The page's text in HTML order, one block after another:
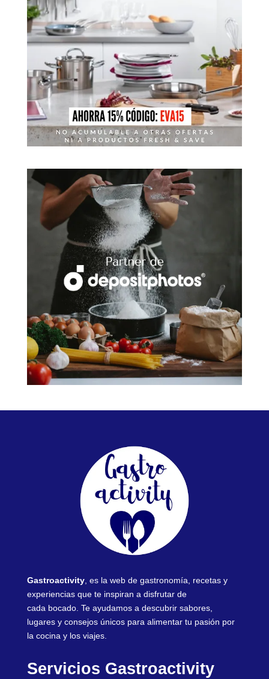
Gastroactivity, es la web de gastronomía, recetas y
experiencias que te inspiran a disfrutar de
cada bocado. Te ayudamos a descubrir sabores,
lugares y consejos únicos para alimentar tu pasión por
la cocina y los viajes.
Servicios Gastroactivity